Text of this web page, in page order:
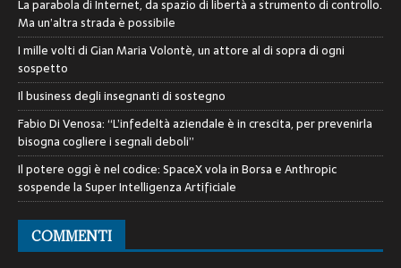
La parabola di Internet, da spazio di libertà a strumento di controllo.
Ma un’altra strada è possibile
I mille volti di Gian Maria Volontè, un attore al di sopra di ogni
sospetto
Il business degli insegnanti di sostegno
Fabio Di Venosa: “L’infedeltà aziendale è in crescita, per prevenirla
bisogna cogliere i segnali deboli”
Il potere oggi è nel codice: SpaceX vola in Borsa e Anthropic
sospende la Super Intelligenza Artificiale
COMMENTI